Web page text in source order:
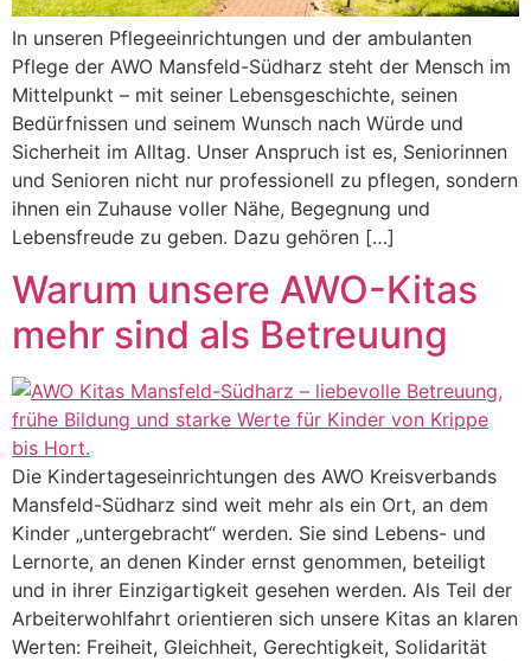
In unseren Pflegeeinrichtungen und der ambulanten
Pflege der AWO Mansfeld-Südharz steht der Mensch im
Mittelpunkt – mit seiner Lebensgeschichte, seinen
Bedürfnissen und seinem Wunsch nach Würde und
Sicherheit im Alltag. Unser Anspruch ist es, Seniorinnen
und Senioren nicht nur professionell zu pflegen, sondern
ihnen ein Zuhause voller Nähe, Begegnung und
Lebensfreude zu geben. Dazu gehören […]
Warum unsere AWO-Kitas
mehr sind als Betreuung
Die Kindertageseinrichtungen des AWO Kreisverbands
Mansfeld-Südharz sind weit mehr als ein Ort, an dem
Kinder „untergebracht“ werden. Sie sind Lebens- und
Lernorte, an denen Kinder ernst genommen, beteiligt
und in ihrer Einzigartigkeit gesehen werden. Als Teil der
Arbeiterwohlfahrt orientieren sich unsere Kitas an klaren
Werten: Freiheit, Gleichheit, Gerechtigkeit, Solidarität